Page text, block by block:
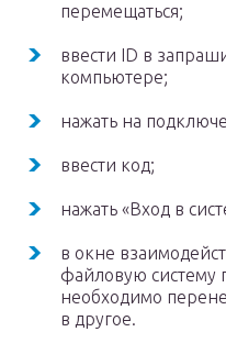
перемещаться;
ввести ID в
компьютере;
нажать на
ввести код;
нажать «Вход в
в окне
файловую систему
необходимо
в другое.